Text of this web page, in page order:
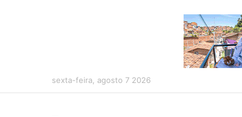
sexta-feira, agosto 7 2026